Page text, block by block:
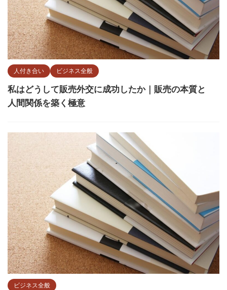
人付き合い ビジネス全般
私はどうして販売外交に成功したか｜販売の本質と
人間関係を築く極意
ビジネス全般